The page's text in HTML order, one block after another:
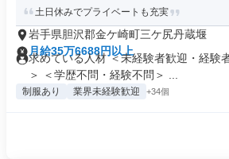
土日休みでプライベートも充実
岩手県胆沢郡金ケ崎町三ケ尻丹蔵堰
月給35万6688円以上
求めている人材 ＜未経験者歓迎・経験
＞ ＜学歴不問・経験不問＞ ...
制服あり 業界未経験歓迎 +34個